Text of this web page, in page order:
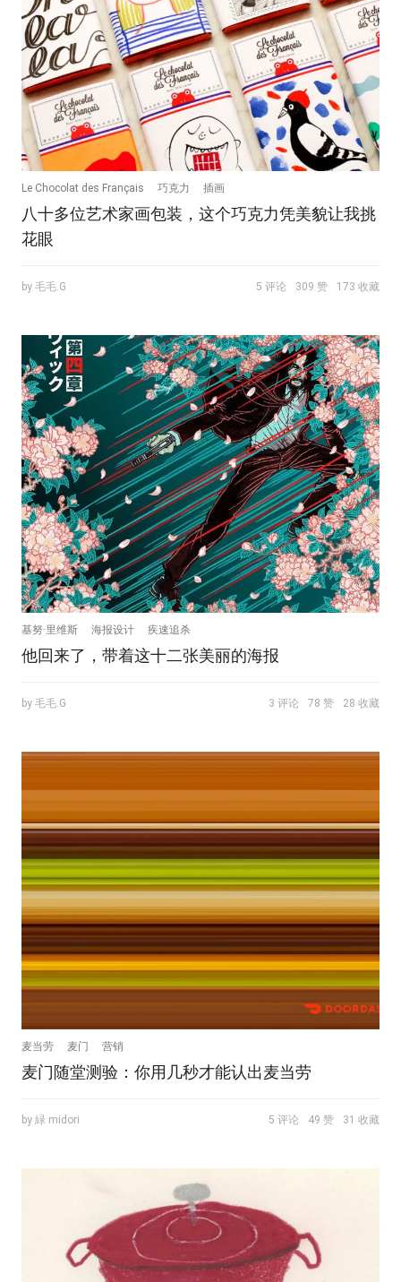
Le Chocolat des Français 巧克力 插画
八十多位艺术家画包装，这个巧克力凭美貌让我挑
花眼
by 毛毛.G 5 评论 309 赞 173 收藏
基努·里维斯 海报设计 疾速追杀
他回来了，带着这十二张美丽的海报
by 毛毛.G 3 评论 78 赞 28 收藏
麦当劳 麦门 营销
麦门随堂测验：你用几秒才能认出麦当劳
by 緑 midori 5 评论 49 赞 31 收藏